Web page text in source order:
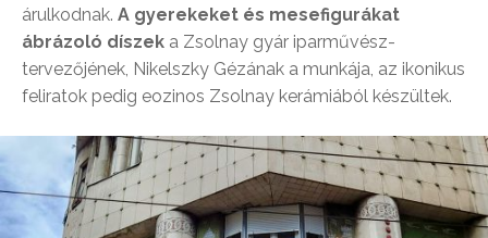
árulkodnak. A gyerekeket és mesefigurákat
ábrázoló díszek a Zsolnay gyár iparművész-
tervezőjének, Nikelszky Gézának a munkája, az ikonikus
feliratok pedig eozinos Zsolnay kerámiából készültek.